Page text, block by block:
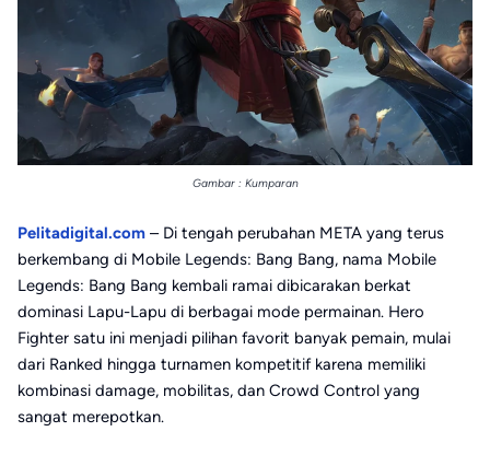
Gambar : Kumparan
Pelitadigital.com – Di tengah perubahan META yang terus
berkembang di Mobile Legends: Bang Bang, nama Mobile
Legends: Bang Bang kembali ramai dibicarakan berkat
dominasi Lapu-Lapu di berbagai mode permainan. Hero
Fighter satu ini menjadi pilihan favorit banyak pemain, mulai
dari Ranked hingga turnamen kompetitif karena memiliki
kombinasi damage, mobilitas, dan Crowd Control yang
sangat merepotkan.